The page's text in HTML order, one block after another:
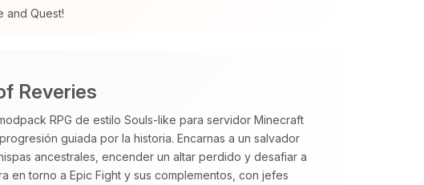
and Quest!
Reveries
RPG de estilo Souls‑like para servidor Minecraft
guiada por la historia. Encarnas a un salvador
ancestrales, encender un altar perdido y desafiar a
en torno a Epic Fight y sus complementos, con jefes